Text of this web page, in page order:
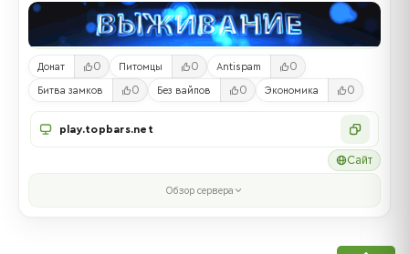
Донат 0 Питомцы 0 Antispam 0
Битва замков 0 Без вайпов 0 Экономика 0
play.topbars.net
Сайт
Обзор сервера